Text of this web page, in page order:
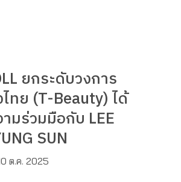
ยกระดับวงการ
ทย (T-Beauty) ได้
มร่วมมือกับ LEE
SUN
ต.ค. 2025